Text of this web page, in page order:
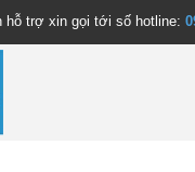
hỗ trợ xin gọi tới số hotline: